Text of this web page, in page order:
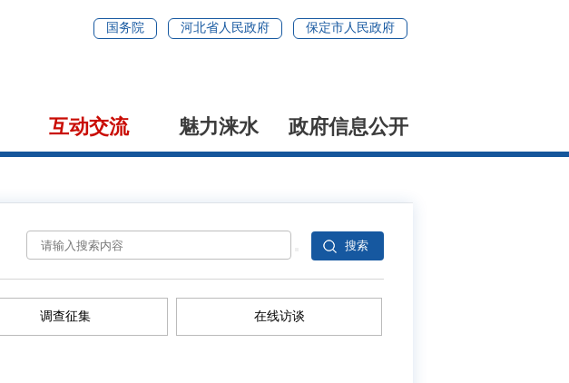
国务院 河北省人民政府 保定市人民政府
互动交流 魅力涞水 政府信息公开
调查征集 在线访谈